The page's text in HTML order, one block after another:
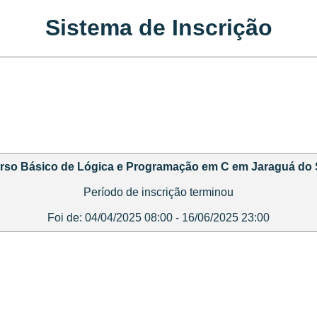
Sistema de Inscrição
Básico de Lógica e Programação em C em Jaraguá do
Período de inscrição terminou
Foi de: 04/04/2025 08:00 - 16/06/2025 23:00